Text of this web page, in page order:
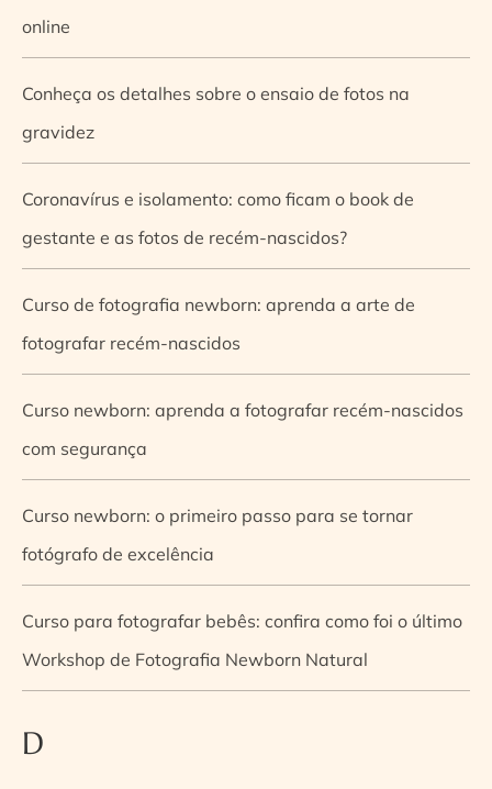
online
Conheça os detalhes sobre o ensaio de fotos na
gravidez
Coronavírus e isolamento: como ficam o book de
gestante e as fotos de recém-nascidos?
Curso de fotografia newborn: aprenda a arte de
fotografar recém-nascidos
Curso newborn: aprenda a fotografar recém-nascidos
com segurança
Curso newborn: o primeiro passo para se tornar
fotógrafo de excelência
Curso para fotografar bebês: confira como foi o último
Workshop de Fotografia Newborn Natural
D